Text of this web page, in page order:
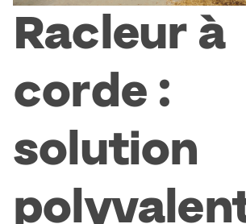
Racleur à
corde :
solution